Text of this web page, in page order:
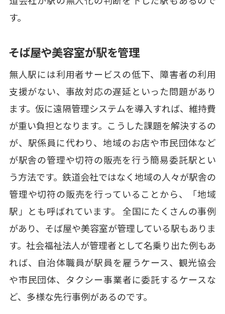
す。
そば屋や美容室が駅を管理
無人駅には利用者サービスの低下、障害者の利用
支援がない、事故対応の遅延といった問題があり
ます。仮に遠隔管理システムを導入すれば、維持費
が重い負担となります。こうした課題を解決するの
が、駅係員に代わり、地域のお店や市民団体など
が駅舎の管理や切符の販売を行う簡易委託駅とい
う方法です。鉄道会社ではなく地域の人々が駅舎の
管理や切符の販売を行っていることから、「地域
駅」とも呼ばれています。 全国にたくさんの事例
があり、そば屋や美容室が管理している駅もありま
す。社会福祉法人が管理者として名乗り出た例もあ
れば、自治体職員が駅員を雇うケース、観光協会
や市民団体、タクシー事業者に委託するケースな
ど、多様な先行事例があるのです。